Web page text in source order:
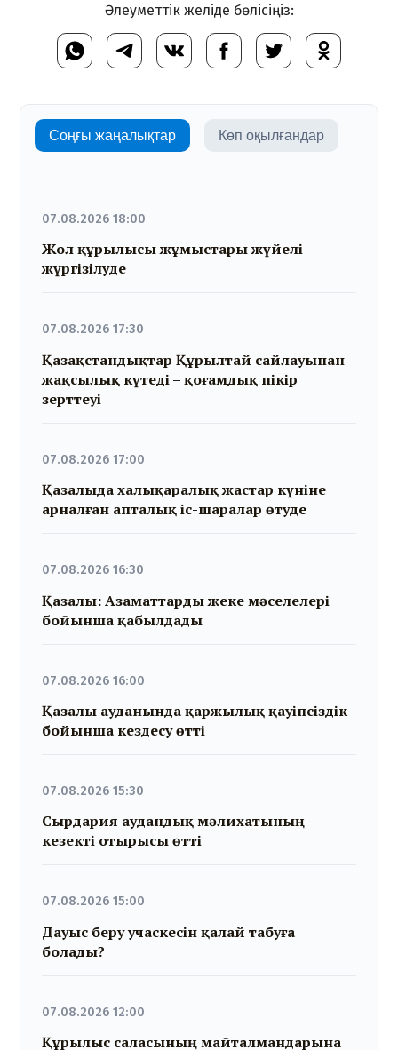
Әлеуметтік желіде бөлісіңіз:
Соңғы жаңалықтар Көп оқылғандар
07.08.2026 18:00
Жол құрылысы жұмыстары жүйелі
жүргізілуде
07.08.2026 17:30
Қазақстандықтар Құрылтай сайлауынан
жақсылық күтеді – қоғамдық пікір
зерттеуі
07.08.2026 17:00
Қазалыда халықаралық жастар күніне
арналған апталық іс-шаралар өтуде
07.08.2026 16:30
Қазалы: Азаматтарды жеке мәселелері
бойынша қабылдады
07.08.2026 16:00
Қазалы ауданында қаржылық қауіпсіздік
бойынша кездесу өтті
07.08.2026 15:30
Сырдария аудандық мәлихатының
кезекті отырысы өтті
07.08.2026 15:00
Дауыс беру учаскесін қалай табуға
болады?
07.08.2026 12:00
Құрылыс саласының майталмандарына